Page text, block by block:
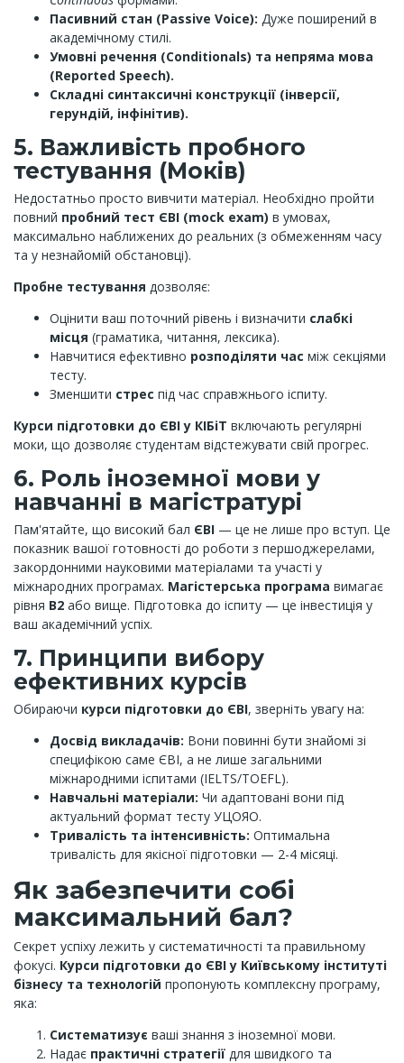
Пасивний стан (Passive Voice): Дуже поширений в
академічному стилі.
Умовні речення (Conditionals) та непряма мова
(Reported Speech).
Складні синтаксичні конструкції (інверсії,
герундій, інфінітив).
5. Важливість пробного
тестування (Моків)
Недостатньо просто вивчити матеріал. Необхідно пройти
повний пробний тест ЄВІ (mock exam) в умовах,
максимально наближених до реальних (з обмеженням часу
та у незнайомій обстановці).
Пробне тестування дозволяє:
Оцінити ваш поточний рівень і визначити слабкі
місця (граматика, читання, лексика).
Навчитися ефективно розподіляти час між секціями
тесту.
Зменшити стрес під час справжнього іспиту.
Курси підготовки до ЄВІ у КІБіТ включають регулярні
моки, що дозволяє студентам відстежувати свій прогрес.
6. Роль іноземної мови у
навчанні в магістратурі
Пам'ятайте, що високий бал ЄВІ — це не лише про вступ. Це
показник вашої готовності до роботи з першоджерелами,
закордонними науковими матеріалами та участі у
міжнародних програмах. Магістерська програма вимагає
рівня B2 або вище. Підготовка до іспиту — це інвестиція у
ваш академічний успіх.
7. Принципи вибору
ефективних курсів
Обираючи курси підготовки до ЄВІ, зверніть увагу на:
Досвід викладачів: Вони повинні бути знайомі зі
специфікою саме ЄВІ, а не лише загальними
міжнародними іспитами (IELTS/TOEFL).
Навчальні матеріали: Чи адаптовані вони під
актуальний формат тесту УЦОЯО.
Тривалість та інтенсивність: Оптимальна
тривалість для якісної підготовки — 2-4 місяці.
Як забезпечити собі
максимальний бал?
Секрет успіху лежить у систематичності та правильному
фокусі. Курси підготовки до ЄВІ у Київському інституті
бізнесу та технологій пропонують комплексну програму,
яка:
Систематизує ваші знання з іноземної мови.
Надає практичні стратегії для швидкого та